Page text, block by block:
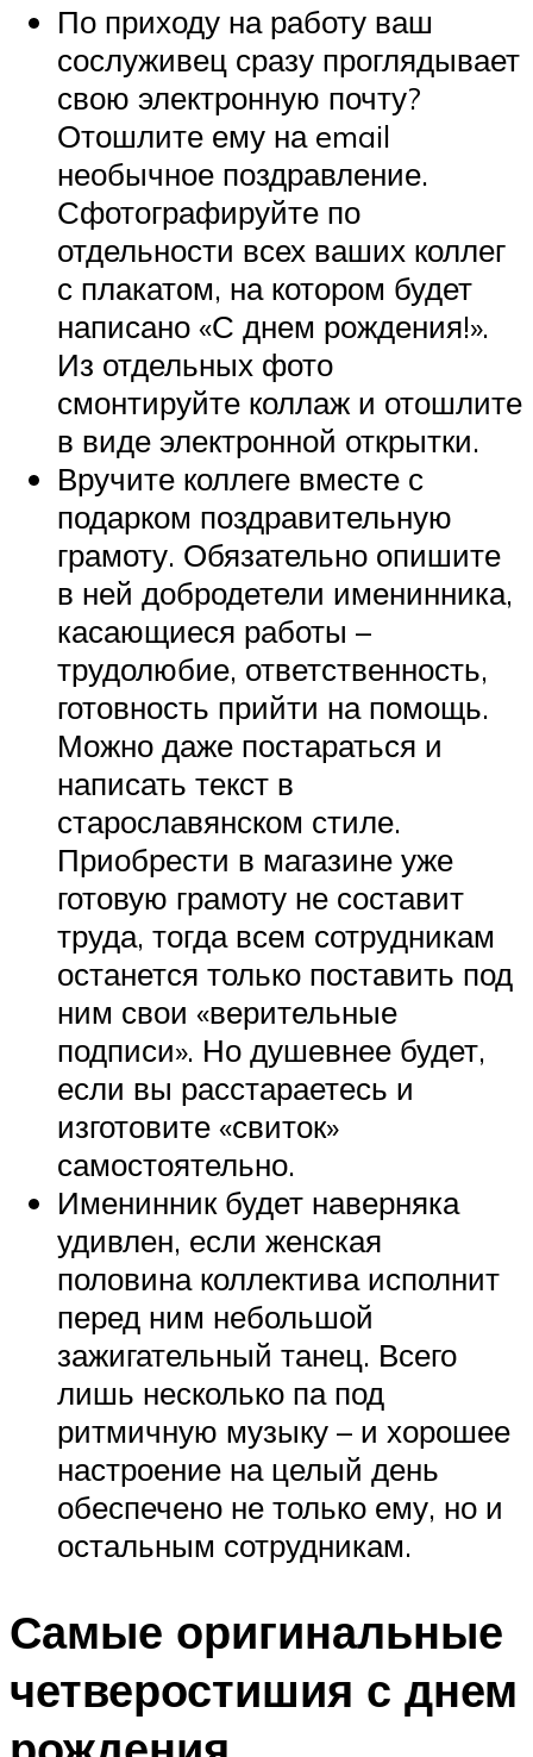
По приходу на работу ваш
сослуживец сразу проглядывает
свою электронную почту?
Отошлите ему на email
необычное поздравление.
Сфотографируйте по
отдельности всех ваших коллег
с плакатом, на котором будет
написано «С днем рождения!».
Из отдельных фото
смонтируйте коллаж и отошлите
в виде электронной открытки.
Вручите коллеге вместе с
подарком поздравительную
грамоту. Обязательно опишите
в ней добродетели именинника,
касающиеся работы –
трудолюбие, ответственность,
готовность прийти на помощь.
Можно даже постараться и
написать текст в
старославянском стиле.
Приобрести в магазине уже
готовую грамоту не составит
труда, тогда всем сотрудникам
останется только поставить под
ним свои «верительные
подписи». Но душевнее будет,
если вы расстараетесь и
изготовите «свиток»
самостоятельно.
Именинник будет наверняка
удивлен, если женская
половина коллектива исполнит
перед ним небольшой
зажигательный танец. Всего
лишь несколько па под
ритмичную музыку – и хорошее
настроение на целый день
обеспечено не только ему, но и
остальным сотрудникам.
Самые оригинальные
четверостишия с днем